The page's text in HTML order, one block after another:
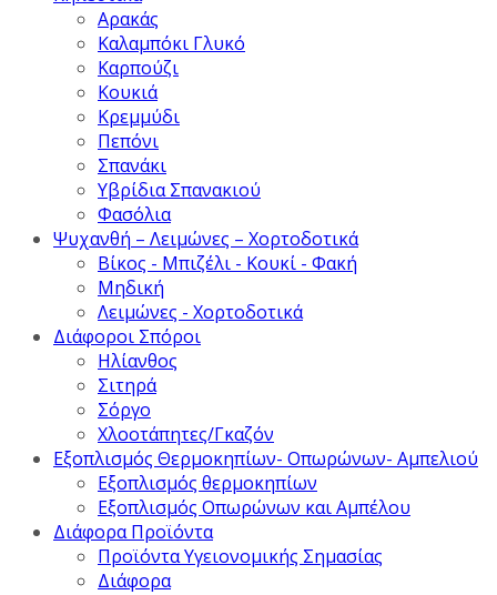
Αρακάς
Καλαμπόκι Γλυκό
Καρπούζι
Κουκιά
Κρεμμύδι
Πεπόνι
Σπανάκι
Υβρίδια Σπανακιού
Φασόλια
Ψυχανθή – Λειμώνες – Χορτοδοτικά
Βίκος - Μπιζέλι - Κουκί - Φακή
Μηδική
Λειμώνες - Χορτοδοτικά
Διάφοροι Σπόροι
Ηλίανθος
Σιτηρά
Σόργο
Χλοοτάπητες/Γκαζόν
Εξοπλισμός Θερμοκηπίων- Οπωρώνων- Αμπελιού
Εξοπλισμός θερμοκηπίων
Εξοπλισμός Οπωρώνων και Αμπέλου
Διάφορα Προϊόντα
Προϊόντα Υγειονομικής Σημασίας
Διάφορα